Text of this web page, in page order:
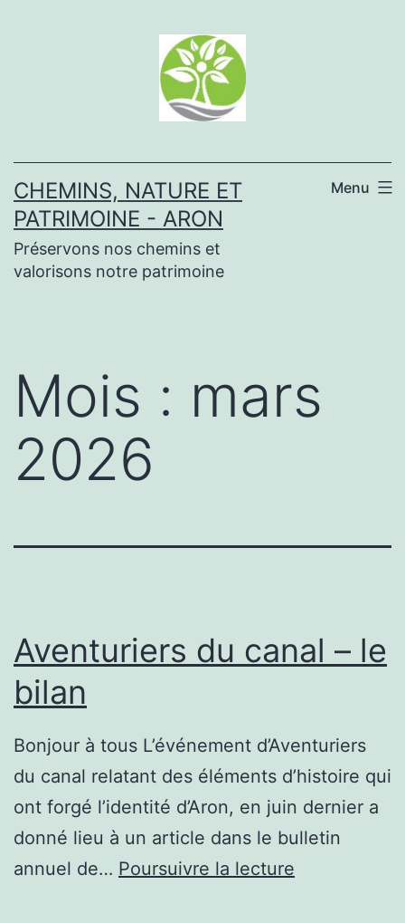
CHEMINS, NATURE ET
PATRIMOINE - ARON
Préservons nos chemins et
valorisons notre patrimoine
Menu
Mois : mars
2026
Aventuriers du canal – le
bilan
Bonjour à tous L’événement d’Aventuriers
du canal relatant des éléments d’histoire qui
ont forgé l’identité d’Aron, en juin dernier a
donné lieu à un article dans le bulletin
annuel de… Poursuivre la lecture